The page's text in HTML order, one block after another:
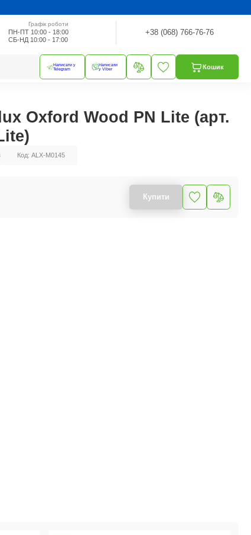
Графік роботи
ПН-ПТ 10:00 - 18:00
СБ-НД 10:00 - 17:00
+38 (068) 766-76-76
Написати у
Telegram
Написати
у Viber
Кошик
Oxford Wood PN Lite (арт.
Код: ALX-M0145
Купити